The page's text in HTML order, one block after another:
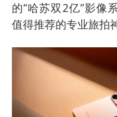
胡彦
夯实
的“哈苏双2亿”影像
值得推荐的专业旅拍